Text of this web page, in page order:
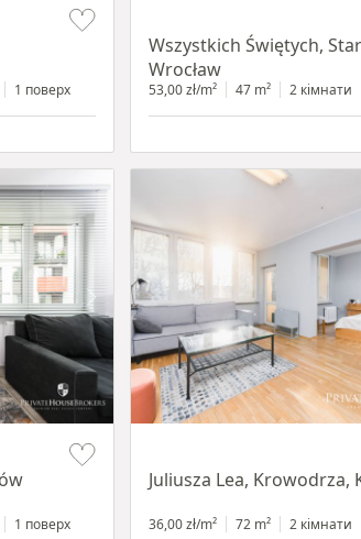
1 поверх
Wszystkich Świętych,
Wrocław
53,00 zł/m² 47 m² 2 кімнати
1 поверх
Juliusza Lea, Krowodrza,
36,00 zł/m² 72 m² 2 кімнати